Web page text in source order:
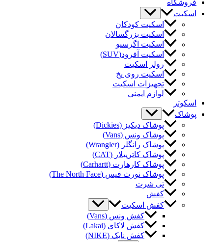
اسکیت کودکان
اسکیت بزرگسالان
اسکیت اگرسیو
اسکیت آفرود(SUV)
رولر اسکیت
اسکیت روی یخ
تجهیزات اسکیت
لوازم ایمنی
پوشاک دیکیز (Dickies)
پوشاک ونس (Vans)
پوشاک رانگلر (Wrangler)
پوشاک کاترپیلار (CAT)
پوشاک کارهارت (Carhartt)
پوشاک نورث فیس (The North Face)
تی شرت
کفش
کفش اسکیت
کفش ونس (Vans)
کفش لاکای (Lakai)
کفش نایک (NIKE)